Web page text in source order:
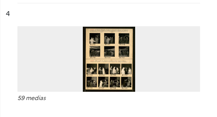
n°
4
59 medias